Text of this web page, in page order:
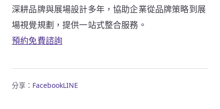
深耕品牌與展場設計多年，協助企業從品牌策略到展
場視覺規劃，提供一站式整合服務。
預約免費諮詢
分享： FacebookLINE